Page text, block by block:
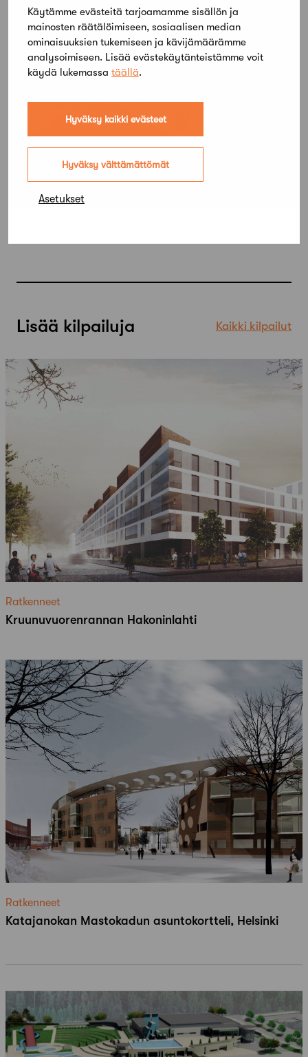
Käytämme evästeitä tarjoamamme sisällön ja
mainosten räätälöimiseen, sosiaalisen median
ominaisuuksien tukemiseen ja kävijämäärämme
analysoimiseen. Lisää evästekäytänteistämme voit
käydä lukemassa täällä.
Hyväksy kaikki evästeet
Hyväksy välttämättömät
Asetukset
Lisää kilpailuja Kaikki kilpailut
Ratkenneet
Kruunuvuorenrannan Hakoninlahti
Ratkenneet
Katajanokan Mastokadun asuntokortteli, Helsinki